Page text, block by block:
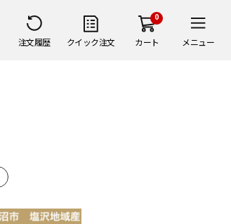
注文履歴 クイック注文
0
カート メニュー